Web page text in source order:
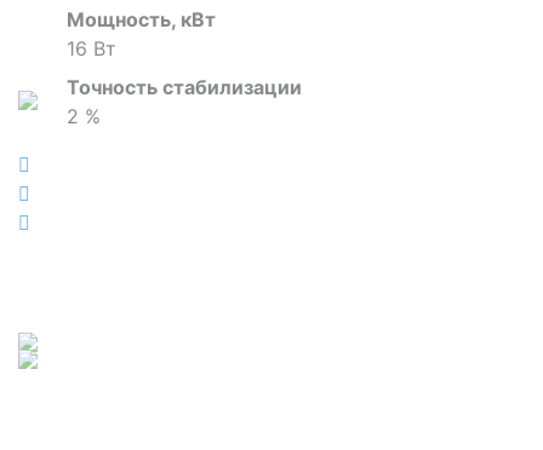
Мощность, кВт
16 Вт
Точность стабилизации
2 %